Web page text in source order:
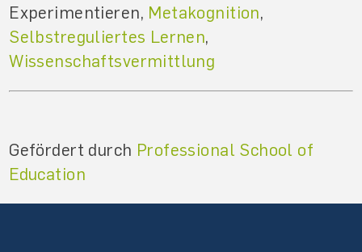
Experimentieren, Metakognition,
Selbstreguliertes Lernen,
Wissenschaftsvermittlung
Gefördert durch Professional School of
Education